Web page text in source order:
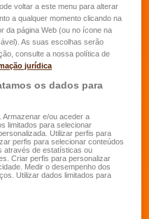
voltar a este menu para alterar
a qualquer momento clicando na
da página Web (ou no ícone na
As suas escolhas serão
consulte a nossa política de
jurídica
os dados para
Armazenar e/ou aceder a
limitados para selecionar
Utilizar perfis para
perfis para selecionar conteúdos
através de estatísticas ou
Criar perfis para personalizar
Medir o desempenho dos
Utilizar dados limitados para